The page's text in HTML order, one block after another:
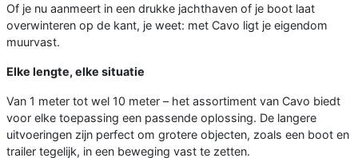
Of je nu aanmeert in een drukke jachthaven of je boot laat
overwinteren op de kant, je weet: met Cavo ligt je eigendom
muurvast.
Elke lengte, elke situatie
Van 1 meter tot wel 10 meter – het assortiment van Cavo biedt
voor elke toepassing een passende oplossing. De langere
uitvoeringen zijn perfect om grotere objecten, zoals een boot en
trailer tegelijk, in een beweging vast te zetten.